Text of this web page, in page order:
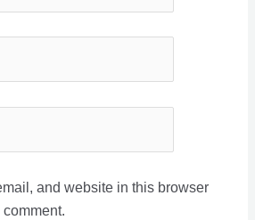
and website in this browser